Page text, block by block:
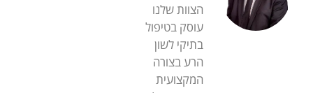
הצוות שלנו
עוסק בטיפול
בתיקי לשון
הרע בצורה
המקצועית